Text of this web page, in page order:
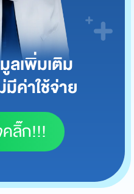
ลเพิ่มเติม
ค่าใช้จ่าย
คลิ๊ก!!!